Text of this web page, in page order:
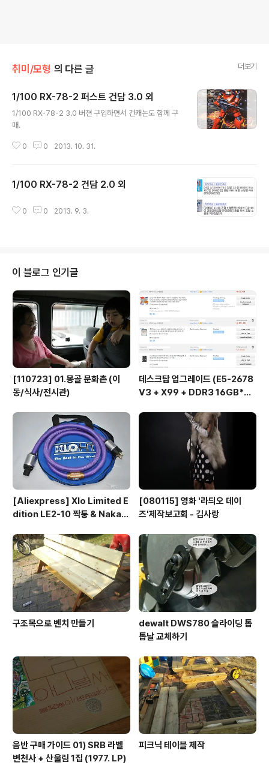
취미/모형 의 다른 글 더보기
1/100 RX-78-2 퍼스트 건담 3.0 외
1/100 RX-78-2 3.0 버젼 구입하면서 건캐논도 함께 구
매.
0 0 2013. 10. 31.
1/100 RX-78-2 건담 2.0 외
0 0 2013. 9. 3.
이 블로그 인기글
[110723] 01.몽골 문화촌 (이
동/식사/전시관)
데스크탑 업그레이드 (E5-2678
V3 + X99 + DDR3 16GB*
[Aliexpress] Xlo Limited E
dition LE2-10 짝퉁 & Nakam
[080115] 영화 '라듸오 데이
즈'제작보고회 - 김사랑
구조목으로 벤치 만들기
dewalt DWS780 슬라이딩 톱
톱날 교체하기
음반 구매 가이드 01) SRB 라벨
변천사 + 산울림 1집 (1977. LP)
피크닉 테이블 제작